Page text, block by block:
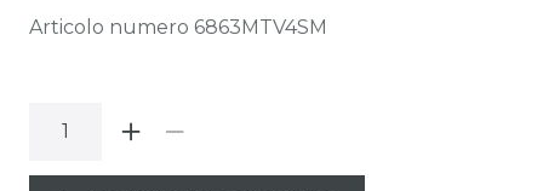
Articolo numero 6863MTV4SM